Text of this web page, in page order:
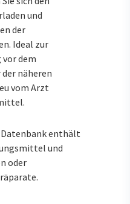
und
der
Ideal zur
dem
näheren
vom Arzt
Datenbank enthält
und
oder